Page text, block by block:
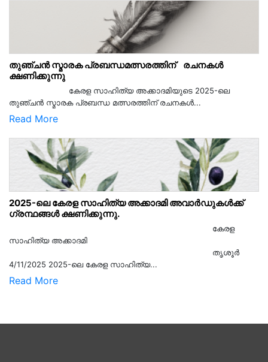
തുഞ്ചൻ സ്മാരക പ്രബന്ധമത്സരത്തിന് രചനകൾ
ക്ഷണിക്കുന്നു
കേരള സാഹിത്യ അക്കാദമിയുടെ 2025-ലെ
തുഞ്ചൻ സ്മാരക പ്രബന്ധ മത്സരത്തിന് രചനകൾ...
Read More
2025-ലെ കേരള സാഹിത്യ അക്കാദമി അവാർഡുകൾക്ക്
ഗ്രന്ഥങ്ങൾ ക്ഷണിക്കുന്നു.
കേരള
സാഹിത്യ അക്കാദമി
തൃശൂര്‍
4/11/2025 2025-ലെ കേരള സാഹിത്യ...
Read More